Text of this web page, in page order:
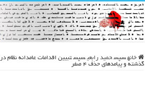
خانه سپس حمید رابعی سپس تبیین اقدامات عامدانه نظام
گذشته و پیامدهای حذف ۴ صفر